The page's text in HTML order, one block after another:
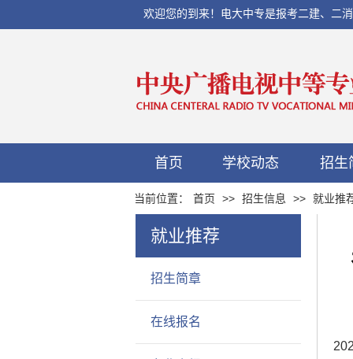
欢迎您的到来！电大中专是报考二建、二
首页 学校动态 招生
当前位置： 首页 >> 招生信息 >> 就业推
就业推荐
招生简章
在线报名